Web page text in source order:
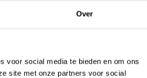
Over
voor social media te bieden en om ons
site met onze partners voor social